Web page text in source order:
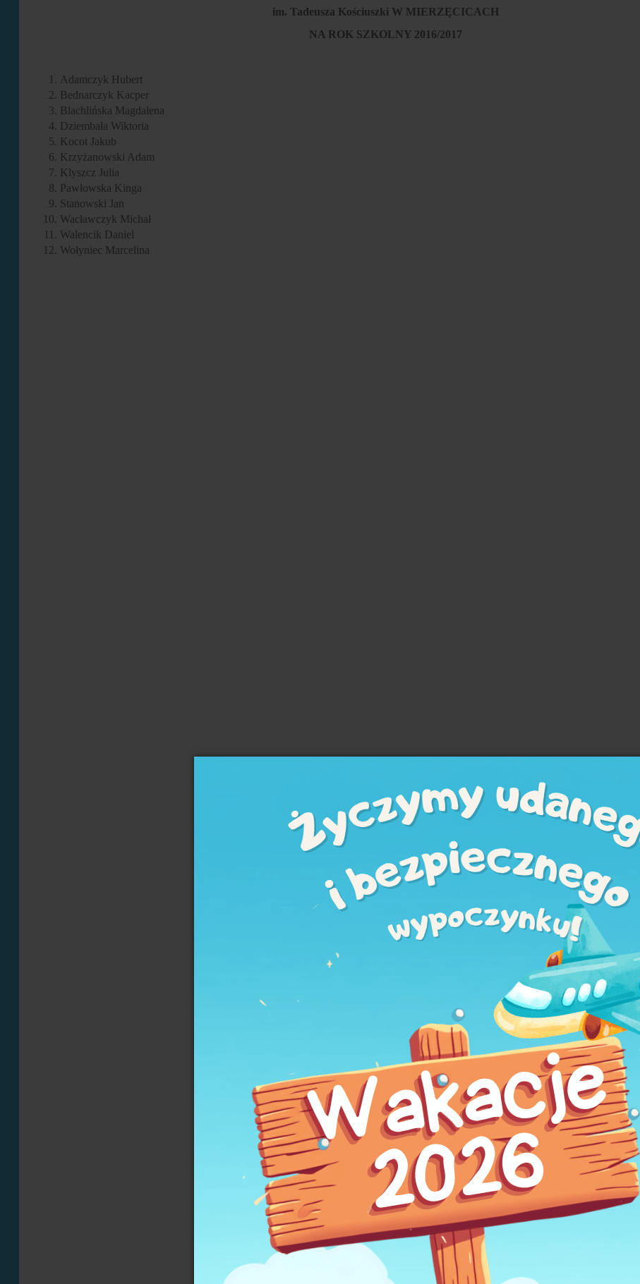
im. Tadeusza Kościuszki W MIERZĘCICACH
NA ROK SZKOLNY 2016/2017
Adamczyk Hubert
Bednarczyk Kacper
Blachlińska Magdalena
Dziembała Wiktoria
Kocot Jakub
Krzyżanowski Adam
Klyszcz Julia
Pawłowska Kinga
Stanowski Jan
Wacławczyk Michał
Walencik Daniel
Wołyniec Marcelina